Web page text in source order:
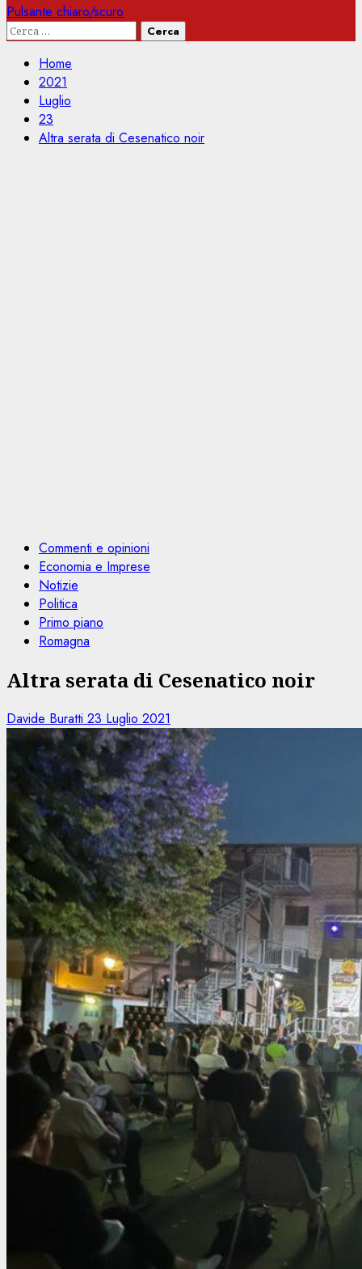
Pulsante chiaro/scuro
Ricerca
Home
2021
Luglio
23
Altra serata di Cesenatico noir
Commenti e opinioni
Economia e Imprese
Notizie
Politica
Primo piano
Romagna
Altra serata di Cesenatico noir
Davide Buratti 23 Luglio 2021